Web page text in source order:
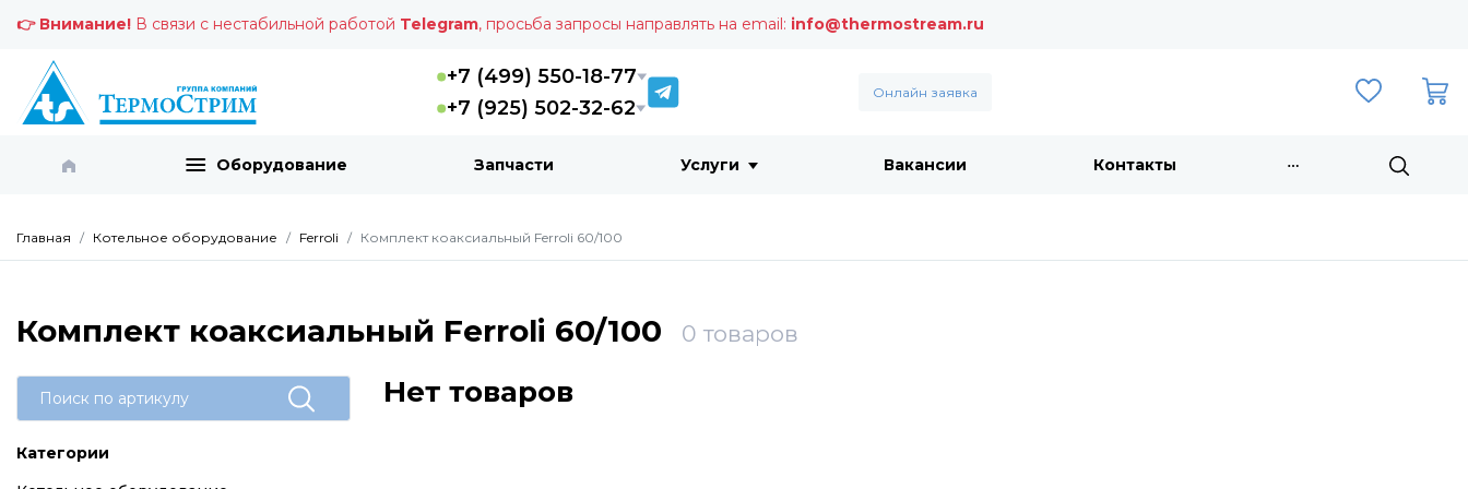
👉 Внимание! В связи с нестабильной работой Telegram, просьба запросы направлять на email: info@thermostream.ru
+7 (499) 550-18-77
+7 (925) 502-32-62
Онлайн заявка
Оборудование Запчасти Услуги Вакансии Контакты
Главная Котельное оборудование Ferroli Комплект коаксиальный Ferroli 60/100
Комплект коаксиальный Ferroli 60/100 0 товаров
Категории
Нет товаров